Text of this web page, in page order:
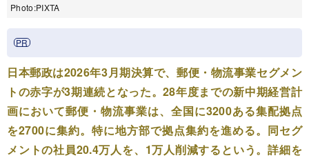
Photo:PIXTA
日本郵政は2026年3月期決算で、郵便・物流事業セグメン
トの赤字が3期連続となった。28年度までの新中期経営計
画において郵便・物流事業は、全国に3200ある集配拠点
を2700に集約。特に地方部で拠点集約を進める。同セグ
メントの社員20.4万人を、1万人削減するという。詳細を